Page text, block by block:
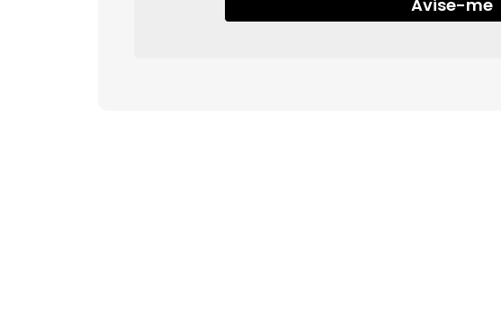
Avise-me